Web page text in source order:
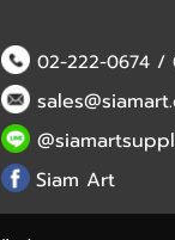
02-222-0674 /
Siam Art